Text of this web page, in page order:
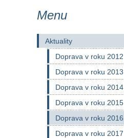
Menu
Aktuality
Doprava v roku 2012
Doprava v roku 2013
Doprava v roku 2014
Doprava v roku 2015
Doprava v roku 2016
Doprava v roku 2017